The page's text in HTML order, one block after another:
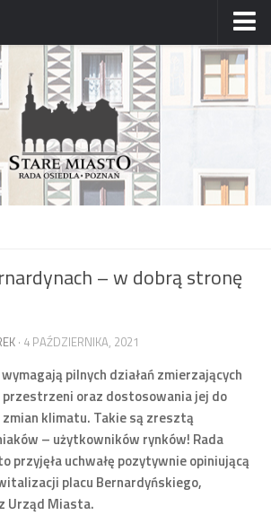
Miasta
– w dobrą stronę
· 4 PAŹDZIERNIKA, 2021
pilnych działań zmierzających
oraz dostosowania jej do
klimatu. Takie są zresztą
– użytkowników rynków! Rada
przyjęła uchwałę pozytywnie opiniującą
placu Bernardyńskiego,
Urząd Miasta.